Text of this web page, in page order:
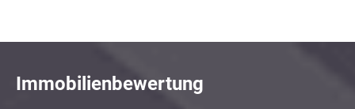
Immobilienbewertung